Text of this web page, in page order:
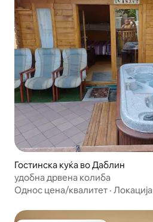
Гостинска куќа во Даблин
удобна дрвена колиба
Однос цена/квалитет · Локација